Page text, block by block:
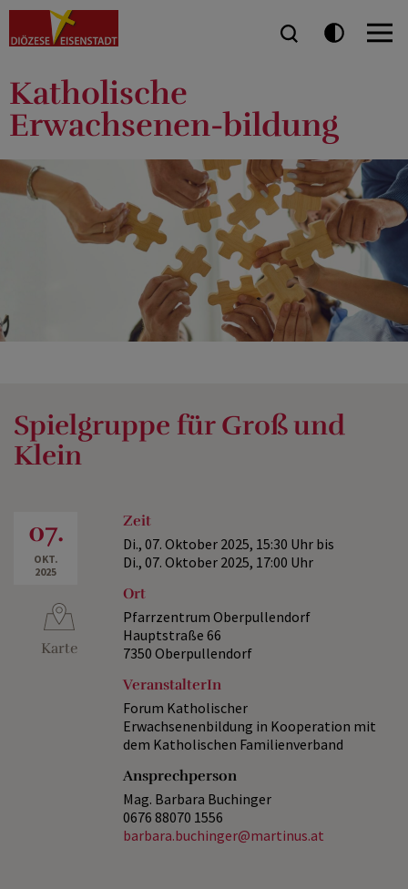
Katholische
Erwachsenen-bildung
Spielgruppe für Groß und
Klein
07.
OKT.
2025
Karte
Zeit
Di., 07. Oktober 2025, 15:30 Uhr bis
Di., 07. Oktober 2025, 17:00 Uhr
Ort
Pfarrzentrum Oberpullendorf
Hauptstraße 66
7350 Oberpullendorf
VeranstalterIn
Forum Katholischer
Erwachsenenbildung in Kooperation mit
dem Katholischen Familienverband
Ansprechperson
Mag. Barbara Buchinger
0676 88070 1556
barbara.buchinger@martinus.at